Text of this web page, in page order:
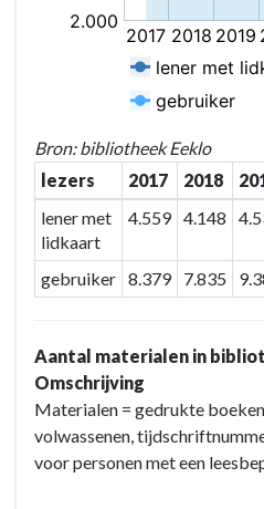
Bron: bibliotheek Eeklo
lezers
2017 2018
lener met
lidkaart
4.559 4.148
gebruiker 8.379 7.835
Aantal materialen in
Omschrijving
Materialen = gedrukte
volwassenen,
voor personen met een